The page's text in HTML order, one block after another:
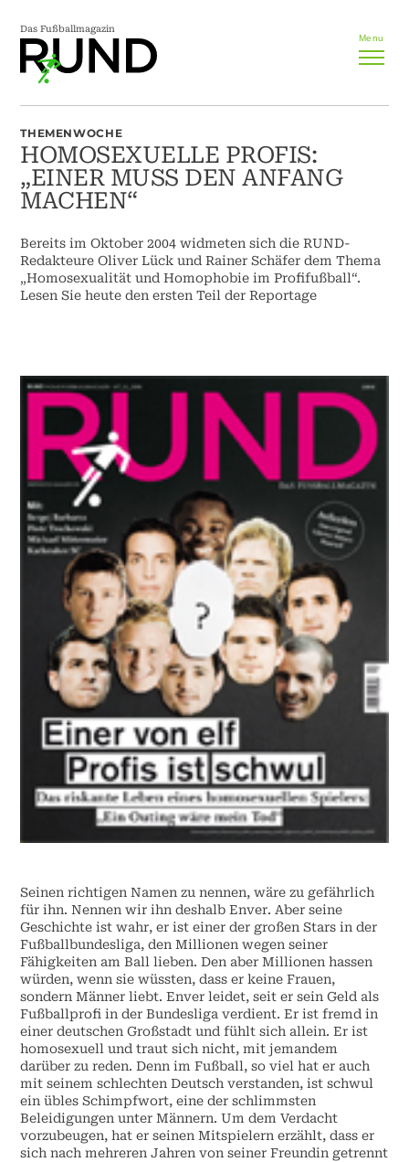
Das Fußballmagazin
Menu
THEMENWOCHE
HOMOSEXUELLE PROFIS:
„EINER MUSS DEN ANFANG
MACHEN“
Bereits im Oktober 2004 widmeten sich die RUND-
Redakteure Oliver Lück und Rainer Schäfer dem Thema
„Homosexualität und Homophobie im Profifußball“.
Lesen Sie heute den ersten Teil der Reportage
Seinen richtigen Namen zu nennen, wäre zu gefährlich
für ihn. Nennen wir ihn deshalb Enver. Aber seine
Geschichte ist wahr, er ist einer der großen Stars in der
Fußballbundesliga, den Millionen wegen seiner
Fähigkeiten am Ball lieben. Den aber Millionen hassen
würden, wenn sie wüssten, dass er keine Frauen,
sondern Männer liebt. Enver leidet, seit er sein Geld als
Fußballprofi in der Bundesliga verdient. Er ist fremd in
einer deutschen Großstadt und fühlt sich allein. Er ist
homosexuell und traut sich nicht, mit jemandem
darüber zu reden. Denn im Fußball, so viel hat er auch
mit seinem schlechten Deutsch verstanden, ist schwul
ein übles Schimpfwort, eine der schlimmsten
Beleidigungen unter Männern. Um dem Verdacht
vorzubeugen, hat er seinen Mitspielern erzählt, dass er
sich nach mehreren Jahren von seiner Freundin getrennt